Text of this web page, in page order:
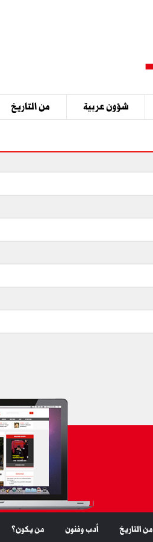
شؤون عربية من التاريخ
من التاريخ أدب وفنون من يكون؟